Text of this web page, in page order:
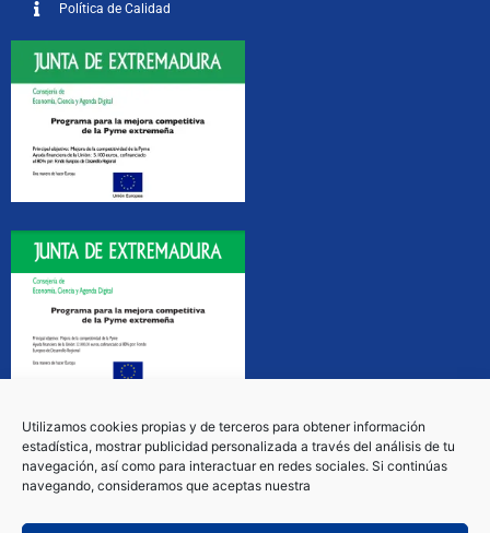
Utilizamos cookies propias y de terceros para obtener información
estadística, mostrar publicidad personalizada a través del análisis de tu
navegación, así como para interactuar en redes sociales. Si continúas
navegando, consideramos que aceptas nuestra
Política de Calidad